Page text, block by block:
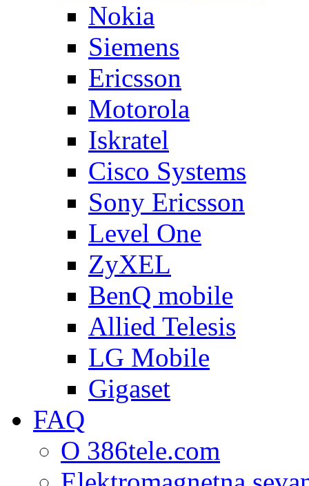
Nokia
Siemens
Ericsson
Motorola
Iskratel
Cisco Systems
Sony Ericsson
Level One
ZyXEL
BenQ mobile
Allied Telesis
LG Mobile
Gigaset
FAQ
O 386tele.com